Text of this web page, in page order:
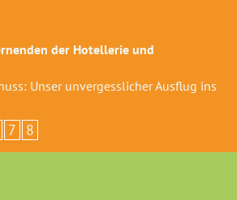
der Hotellerie und
Unser unvergesslicher Ausflug ins
7 8